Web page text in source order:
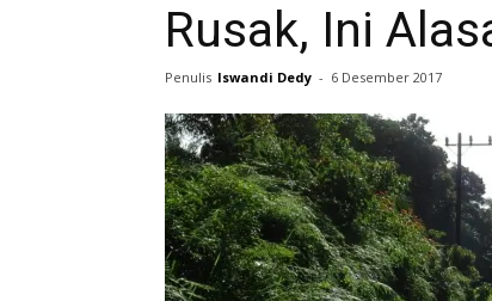
Rusak, Ini
Penulis Iswandi Dedy - 6 Desember 2017